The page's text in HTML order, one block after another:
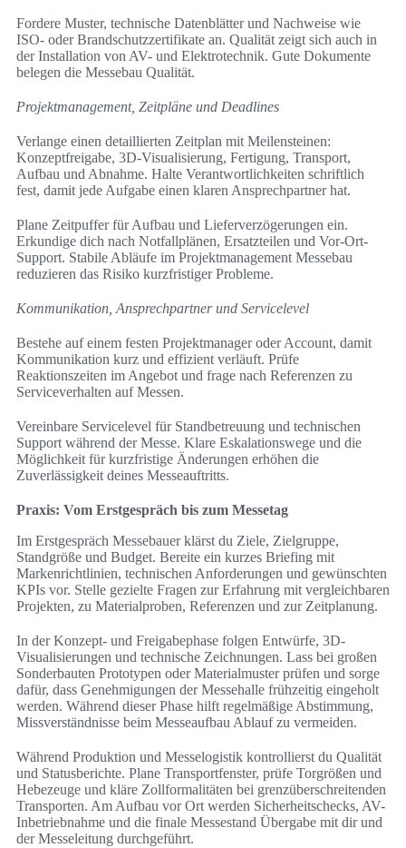
Fordere Muster, technische Datenblätter und Nachweise wie
ISO- oder Brandschutzzertifikate an. Qualität zeigt sich auch in
der Installation von AV- und Elektrotechnik. Gute Dokumente
belegen die Messebau Qualität.
Projektmanagement, Zeitpläne und Deadlines
Verlange einen detaillierten Zeitplan mit Meilensteinen:
Konzeptfreigabe, 3D-Visualisierung, Fertigung, Transport,
Aufbau und Abnahme. Halte Verantwortlichkeiten schriftlich
fest, damit jede Aufgabe einen klaren Ansprechpartner hat.
Plane Zeitpuffer für Aufbau und Lieferverzögerungen ein.
Erkundige dich nach Notfallplänen, Ersatzteilen und Vor-Ort-
Support. Stabile Abläufe im Projektmanagement Messebau
reduzieren das Risiko kurzfristiger Probleme.
Kommunikation, Ansprechpartner und Servicelevel
Bestehe auf einem festen Projektmanager oder Account, damit
Kommunikation kurz und effizient verläuft. Prüfe
Reaktionszeiten im Angebot und frage nach Referenzen zu
Serviceverhalten auf Messen.
Vereinbare Servicelevel für Standbetreuung und technischen
Support während der Messe. Klare Eskalationswege und die
Möglichkeit für kurzfristige Änderungen erhöhen die
Zuverlässigkeit deines Messeauftritts.
Praxis: Vom Erstgespräch bis zum Messetag
Im Erstgespräch Messebauer klärst du Ziele, Zielgruppe,
Standgröße und Budget. Bereite ein kurzes Briefing mit
Markenrichtlinien, technischen Anforderungen und gewünschten
KPIs vor. Stelle gezielte Fragen zur Erfahrung mit vergleichbaren
Projekten, zu Materialproben, Referenzen und zur Zeitplanung.
In der Konzept- und Freigabephase folgen Entwürfe, 3D-
Visualisierungen und technische Zeichnungen. Lass bei großen
Sonderbauten Prototypen oder Materialmuster prüfen und sorge
dafür, dass Genehmigungen der Messehalle frühzeitig eingeholt
werden. Während dieser Phase hilft regelmäßige Abstimmung,
Missverständnisse beim Messeaufbau Ablauf zu vermeiden.
Während Produktion und Messelogistik kontrollierst du Qualität
und Statusberichte. Plane Transportfenster, prüfe Torgrößen und
Hebezeuge und kläre Zollformalitäten bei grenzüberschreitenden
Transporten. Am Aufbau vor Ort werden Sicherheitschecks, AV-
Inbetriebnahme und die finale Messestand Übergabe mit dir und
der Messeleitung durchgeführt.